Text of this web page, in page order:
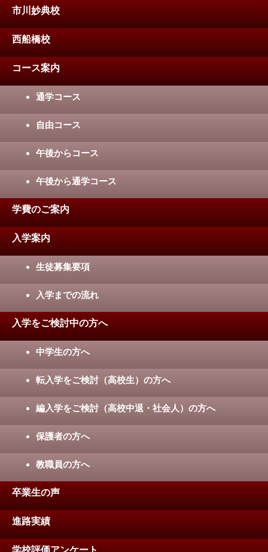
市川妙典校
西船橋校
コース案内
通学コース
自由コース
午後からコース
午後から通学コース
学費のご案内
入学案内
生徒募集要項
入学までの流れ
入学をご検討中の方へ
中学生の方へ
転入学をご検討（高校生）の方へ
編入学をご検討（高校中退・社会人）の方へ
保護者の方へ
教職員の方へ
卒業生の声
進路実績